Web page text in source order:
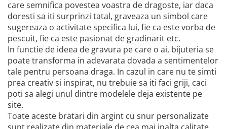
care semnifica povestea voastra de dragoste, iar daca
doresti sa iti surprinzi tatal, graveaza un simbol care
sugereaza o activitate specifica lui, fie ca este vorba de
pescuit, fie ca este pasionat de gradinarit etc.
In functie de ideea de gravura pe care o ai, bijuteria se
poate transforma in adevarata dovada a sentimentelor
tale pentru persoana draga. In cazul in care nu te simti
prea creativ si inspirat, nu trebuie sa iti faci griji, caci
poti sa alegi unul dintre modelele deja existente pe
site.
Toate aceste bratari din argint cu snur personalizate